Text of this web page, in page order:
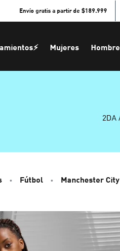
Envío gratis a partir de $189.999
Mujeres
2DA
Fútbol Manchester City